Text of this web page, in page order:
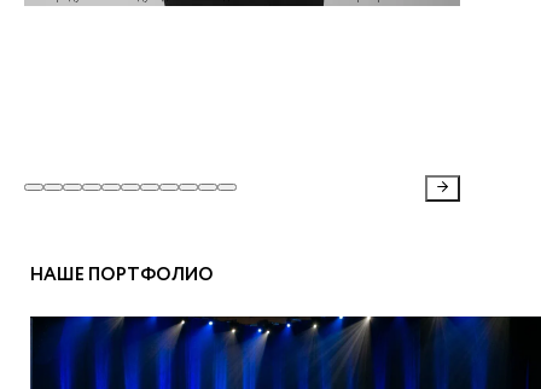
НАШЕ ПОРТФОЛИО